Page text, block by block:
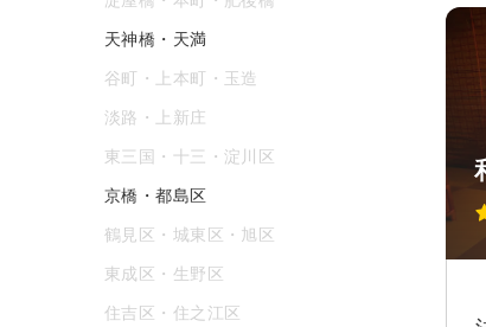
天神橋・天満
谷町・上本町・玉造
淡路・上新庄
東三国・十三・淀川区
京橋・都島区
鶴見区・城東区・旭区
東成区・生野区
住吉区・住之江区